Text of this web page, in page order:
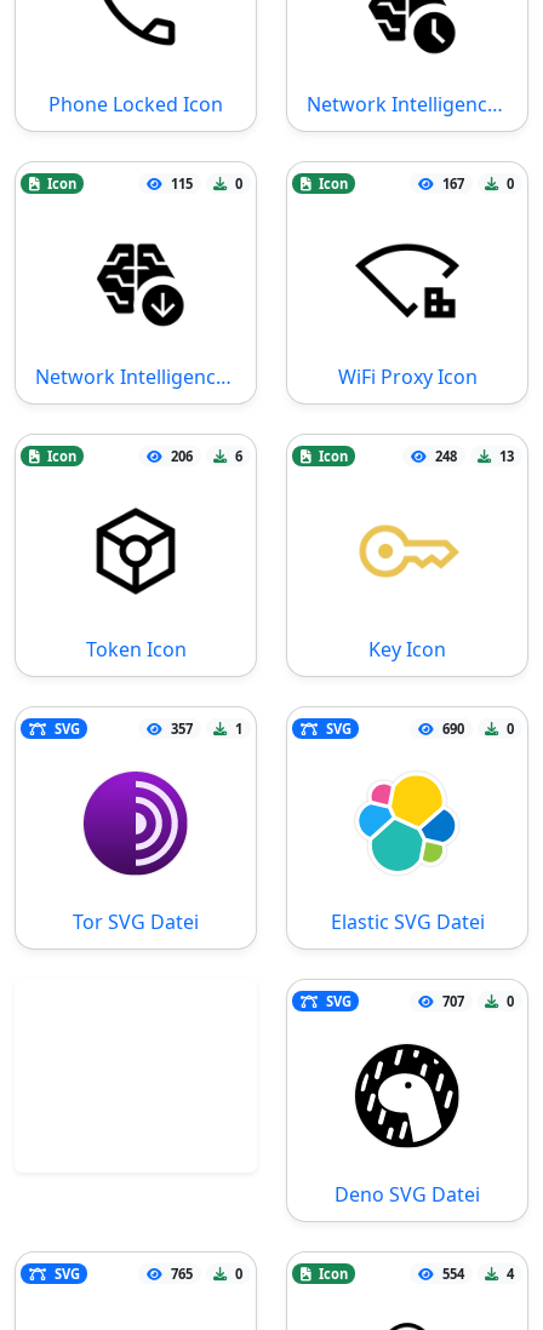
Phone Locked Icon Network Intelligence History Icon
Icon 115 0
Network Intelligence Update Icon
Icon 167 0
WiFi Proxy Icon
Icon 206 6
Token Icon
Icon 248 13
Key Icon
SVG 357 1
Tor SVG Datei
SVG 690 0
Elastic SVG Datei
SVG 707 0
Deno SVG Datei
SVG 765 0 Icon 554 4